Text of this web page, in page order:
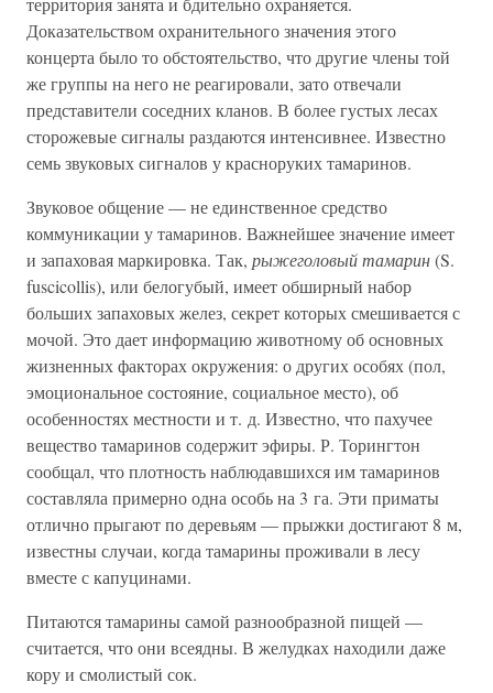
Доказательством охранительного значения этого
концерта было то обстоятельство, что другие члены той
же группы на него не реагировали, зато отвечали
представители соседних кланов. В более густых лесах
сторожевые сигналы раздаются интенсивнее. Известно
семь звуковых сигналов у красноруких тамаринов.
Звуковое общение — не единственное средство
коммуникации у тамаринов. Важнейшее значение имеет
и запаховая маркировка. Так, рыжеголовый тамарин(S.
fuscicollis), или белогубый, имеет обширный набор
больших запаховых желез, секрет которых смешивается с
мочой. Это дает информацию животному об основных
жизненных факторах окружения: о других особях (пол,
эмоциональное состояние, социальное место), об
особенностях местности и т. д. Известно, что пахучее
вещество тамаринов содержит эфиры. Р. Торингтон
сообщал, что плотность наблюдавшихся им тамаринов
составляла примерно одна особь на 3 га. Эти приматы
отлично прыгают по деревьям — прыжки достигают 8 м,
известны случаи, когда тамарины проживали в лесу
вместе с капуцинами.
Питаются тамарины самой разнообразной пищей —
считается, что они всеядны. В желудках находили даже
кору и смолистый сок.